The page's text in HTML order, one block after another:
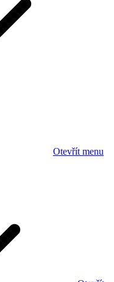
Otevřít menu